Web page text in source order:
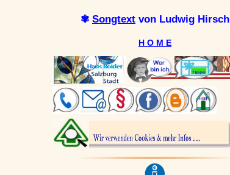
✾ Songtext von Ludwig Hirsch
H O M E